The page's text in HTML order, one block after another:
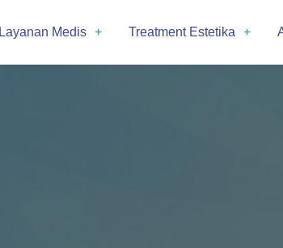
Layanan Medis Treatment Estetika